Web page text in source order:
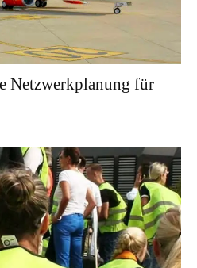
Netzwerkplanung für